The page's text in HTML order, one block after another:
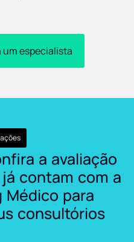
um especialista
a avaliação
contam com a
Médico para
consultórios